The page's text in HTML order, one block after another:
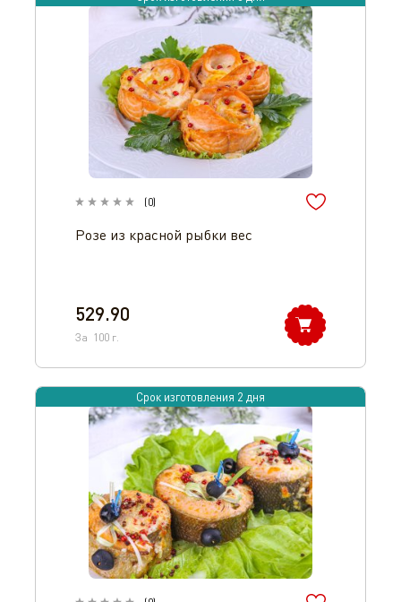
(0)
Розе из красной рыбки вес
529.90
За 100 г.
Срок изготовления 2 дня